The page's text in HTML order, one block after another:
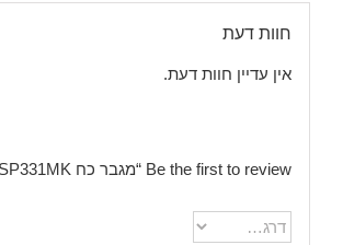
חוות דעת
אין עדיין חוות דעת.
Be the first to review “מגבר כח SP331MK”